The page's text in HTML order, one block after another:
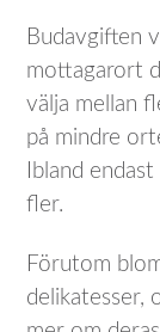
Budavgiften
mottagarort
välja mellan
på mindre
Ibland
fler.
Förutom
delikatesser,